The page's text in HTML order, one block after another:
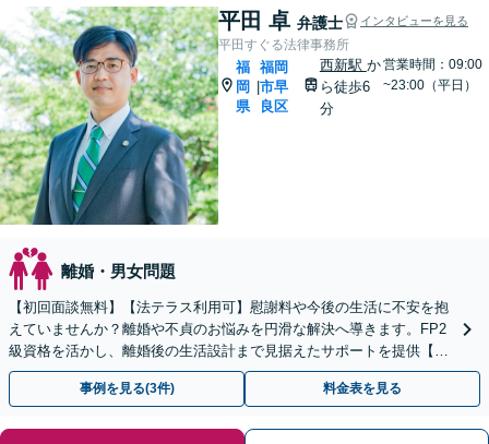
平田 卓 弁護士 インタビューを見る
平田すぐる法律事務所
福
岡
県
|
福岡
市早
良区
西新駅 か
ら徒歩6
分
営業時間：09:00
~23:00（平日）
離婚・男女問題
【初回面談無料】【法テラス利用可】慰謝料や今後の生活に不安を抱
えていませんか？離婚や不貞のお悩みを円滑な解決へ導きます。FP2
級資格を活かし、離婚後の生活設計まで見据えたサポートを提供【キ
ッズスペースあり】【事前のご予約で休日・夜間も対応】
事例を見る(3件) 料金表を見る